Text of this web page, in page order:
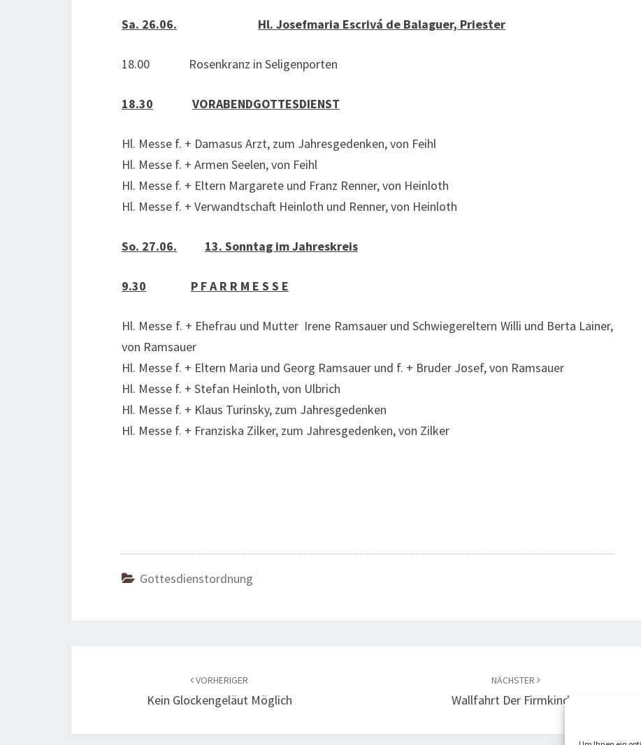
Sa. 26.06. Hl. Josefmaria Escrivá de Balaguer, Priester
18.00 Rosenkranz in Seligenporten
18.30 VORABENDGOTTESDIENST
Hl. Messe f. + Damasus Arzt, zum Jahresgedenken, von Feihl
Hl. Messe f. + Armen Seelen, von Feihl
Hl. Messe f. + Eltern Margarete und Franz Renner, von Heinloth
Hl. Messe f. + Verwandtschaft Heinloth und Renner, von Heinloth
So. 27.06. 13. Sonntag im Jahreskreis
9.30 P F A R R M E S S E
Hl. Messe f. + Ehefrau und Mutter Irene Ramsauer und Schwiegereltern Willi und Berta Lainer,
von Ramsauer
Hl. Messe f. + Eltern Maria und Georg Ramsauer und f. + Bruder Josef, von Ramsauer
Hl. Messe f. + Stefan Heinloth, von Ulbrich
Hl. Messe f. + Klaus Turinsky, zum Jahresgedenken
Hl. Messe f. + Franziska Zilker, zum Jahresgedenken, von Zilker
Gottesdienstordnung
VORHERIGER
Kein Glockengeläut Möglich
NÄCHSTER
Wallfahrt Der Firmkinder